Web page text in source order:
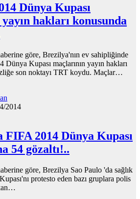
Dünya Kupası
hakları konusunda
göre, Brezilya'nın ev sahipliğinde
Dünya Kupası maçlarının yayın hakları
son noktayı TRT koydu. Maçlar…
2014
FIFA 2014 Dünya Kupası
54 gözaltı!..
göre, Brezilya Sao Paulo 'da sağlık
protesto eden bazı gruplara polis